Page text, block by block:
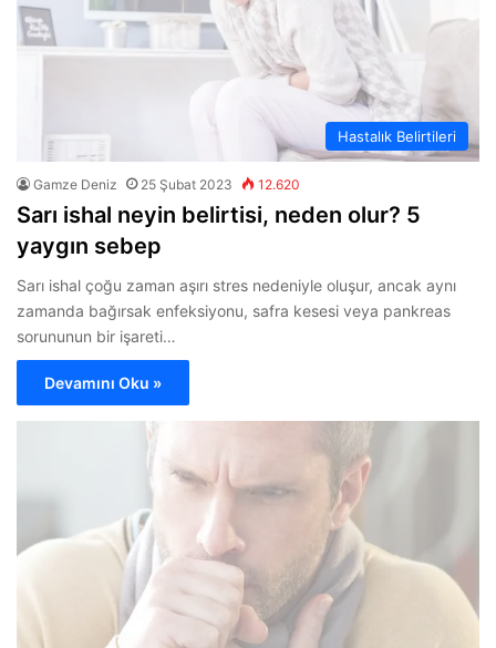
Hastalık Belirtileri
Gamze Deniz 25 Şubat 2023 12.620
Sarı ishal neyin belirtisi, neden olur? 5
yaygın sebep
Sarı ishal çoğu zaman aşırı stres nedeniyle oluşur, ancak aynı
zamanda bağırsak enfeksiyonu, safra kesesi veya pankreas
sorununun bir işareti…
Devamını Oku »